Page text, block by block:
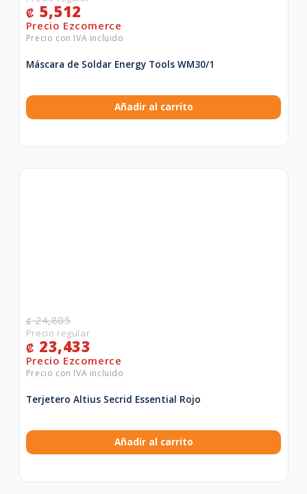
₡ 5,512
Máscara de Soldar Energy Tools WM30/1
Añadir al carrito
₡24,805
₡ 23,433
Terjetero Altius Secrid Essential Rojo
Añadir al carrito